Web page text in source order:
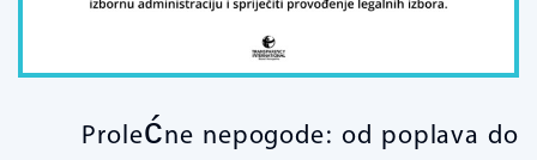
Prolećne nepogode: od poplava do